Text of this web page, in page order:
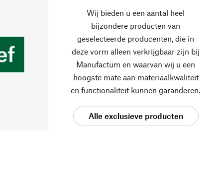
Wij bieden u een aantal heel
bijzondere producten van
geselecteerde producenten, die in
deze vorm alleen verkrijgbaar zijn bij
Manufactum en waarvan wij u een
hoogste mate aan materiaalkwaliteit
en functionaliteit kunnen garanderen.
Alle exclusieve producten